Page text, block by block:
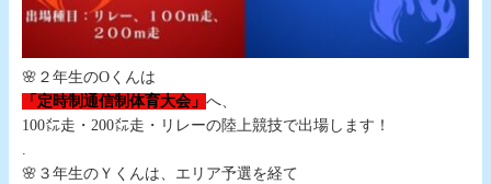
🌸２年生のОくんは
「定時制通信制体育大会」 へ、
100㍍走・200㍍走・リレーの陸上競技で出場します！
.
🌸３年生のＹくんは、エリア予選を経て